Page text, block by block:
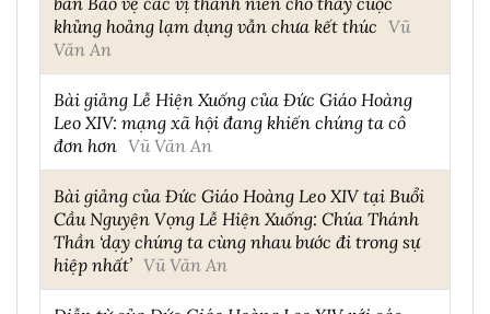
khủng hoảng lạm dụng vẫn chưa kết thúc Vũ
Văn An
Bài giảng Lễ Hiện Xuống của Đức Giáo Hoàng
Leo XIV: mạng xã hội đang khiến chúng ta cô
đơn hơn Vũ Văn An
Bài giảng của Đức Giáo Hoàng Leo XIV tại Buổi
Cầu Nguyện Vọng Lễ Hiện Xuống: Chúa Thánh
Thần ‘dạy chúng ta cùng nhau bước đi trong sự
hiệp nhất’ Vũ Văn An